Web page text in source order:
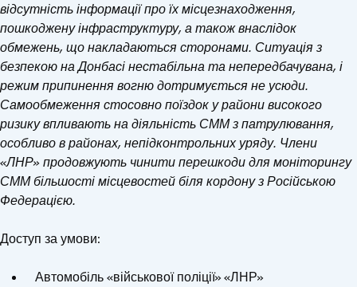
відсутність інформації про їх місцезнаходження,
пошкоджену інфраструктуру, а також внаслідок
обмежень, що накладаються сторонами. Ситуація з
безпекою на Донбасі нестабільна та непередбачувана, і
режим припинення вогню дотримується не усюди.
Самообмеження стосовно поїздок у райони високого
ризику впливають на діяльність СММ з патрулювання,
особливо в районах, непідконтрольних уряду. Члени
«ЛНР» продовжують чинити перешкоди для моніторингу
СММ більшості місцевостей біля кордону з Російською
Федерацією.
Доступ за умови:
Автомобіль «військової поліції» «ЛНР»